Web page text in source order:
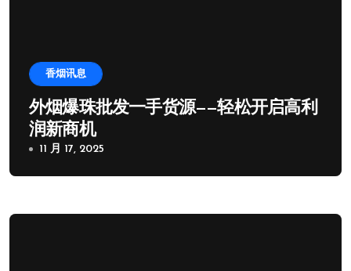
香烟讯息
外烟爆珠批发一手货源——轻松开启高利
润新商机
11 月 17, 2025